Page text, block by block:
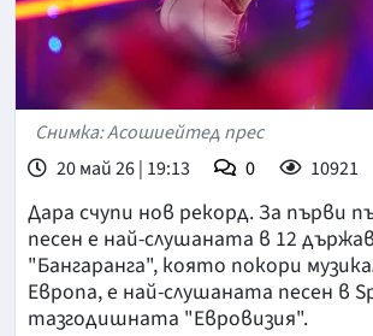
Снимка: Асошиейтед прес
20 май 26 | 19:13
0 10921
Дара счупи нов рекорд. За първи
песен е най-слушаната в 12
"Бангаранга", която покори
Европа, е най-слушаната песен в
тазгодишната "Евровизия".